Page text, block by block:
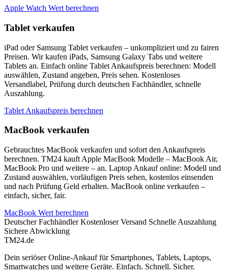
Apple Watch Wert berechnen
Tablet verkaufen
iPad oder Samsung Tablet verkaufen – unkompliziert und zu fairen
Preisen. Wir kaufen iPads, Samsung Galaxy Tabs und weitere
Tablets an. Einfach online Tablet Ankaufspreis berechnen: Modell
auswählen, Zustand angeben, Preis sehen. Kostenloses
Versandlabel, Prüfung durch deutschen Fachhändler, schnelle
Auszahlung.
Tablet Ankaufspreis berechnen
MacBook verkaufen
Gebrauchtes MacBook verkaufen und sofort den Ankaufspreis
berechnen. TM24 kauft Apple MacBook Modelle – MacBook Air,
MacBook Pro und weitere – an. Laptop Ankauf online: Modell und
Zustand auswählen, vorläufigen Preis sehen, kostenlos einsenden
und nach Prüfung Geld erhalten. MacBook online verkaufen –
einfach, sicher, fair.
MacBook Wert berechnen
Deutscher Fachhändler Kostenloser Versand Schnelle Auszahlung
Sichere Abwicklung
TM24.de
Dein seriöser Online-Ankauf für Smartphones, Tablets, Laptops,
Smartwatches und weitere Geräte. Einfach. Schnell. Sicher.